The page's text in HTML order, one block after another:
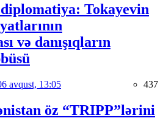
Tokayevin
və danışıqların
avqust, 13:05 437
öz “TRIPP”lərini